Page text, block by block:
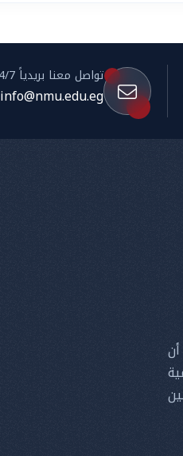
تواصل معنا بريدياً 24/7
info@nmu.edu.eg